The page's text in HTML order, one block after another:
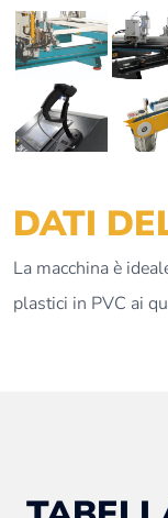
DATI
La macchina è
plastici in PVC ai